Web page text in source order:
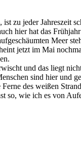
zu jeder Jahreszeit
hier hat das
Meer
jetzt im Mai
und das liegt
sind hier und
des weißen
so, wie ich es von